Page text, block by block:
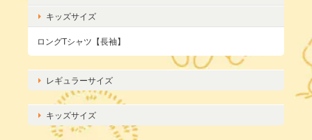
キッズサイズ
ロングTシャツ【長袖】
レギュラーサイズ
キッズサイズ